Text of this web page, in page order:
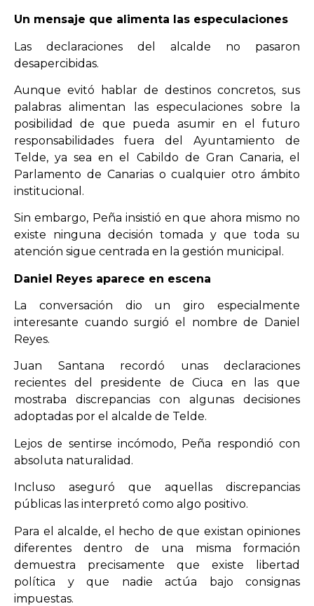
Un mensaje que alimenta las especulaciones
Las declaraciones del alcalde no pasaron
desapercibidas.
Aunque evitó hablar de destinos concretos, sus
palabras alimentan las especulaciones sobre la
posibilidad de que pueda asumir en el futuro
responsabilidades fuera del Ayuntamiento de
Telde, ya sea en el Cabildo de Gran Canaria, el
Parlamento de Canarias o cualquier otro ámbito
institucional.
Sin embargo, Peña insistió en que ahora mismo no
existe ninguna decisión tomada y que toda su
atención sigue centrada en la gestión municipal.
Daniel Reyes aparece en escena
La conversación dio un giro especialmente
interesante cuando surgió el nombre de Daniel
Reyes.
Juan Santana recordó unas declaraciones
recientes del presidente de Ciuca en las que
mostraba discrepancias con algunas decisiones
adoptadas por el alcalde de Telde.
Lejos de sentirse incómodo, Peña respondió con
absoluta naturalidad.
Incluso aseguró que aquellas discrepancias
públicas las interpretó como algo positivo.
Para el alcalde, el hecho de que existan opiniones
diferentes dentro de una misma formación
demuestra precisamente que existe libertad
política y que nadie actúa bajo consignas
impuestas.